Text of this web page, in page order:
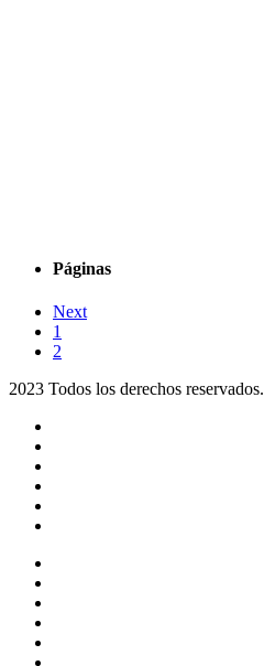
Páginas
Next
1
2
2023 Todos los derechos reservados.